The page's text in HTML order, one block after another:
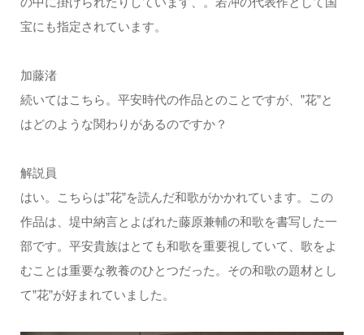
宝にも指定されています。
加藤渚
続いてはこちら。平安時代の作品とのことですが、”花”と
はどのような関わりがあるのですか？
解説員
はい。こちらは”花”を読んだ和歌がかかれています。この
作品は、堤中納言とよばれた藤原兼輔の和歌を書写した一
部です。平安貴族はとても和歌を重要視していて、歌をよ
むことは重要な教養のひとつだった。その和歌の題材とし
て”花”が好まれていました。